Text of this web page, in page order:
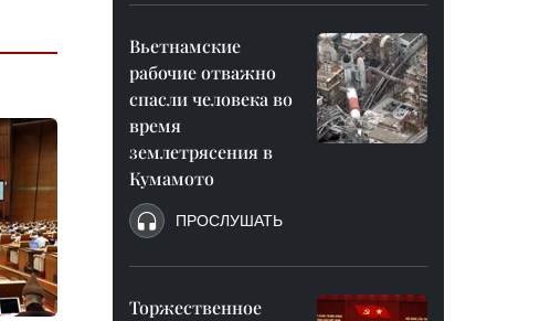
Вьетнамские
рабочие отважно
спасли человека во
время
землетрясения в
Кумамото
ПРОСЛУШАТЬ
Торжественное